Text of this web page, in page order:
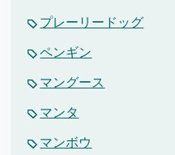
プレーリードッグ
ペンギン
マングース
マンタ
マンボウ